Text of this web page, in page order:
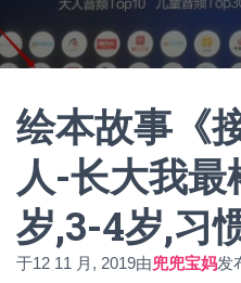
绘本故事《
人-长大我
岁,3-4岁,习
于12 11 月, 2019由兜兜宝妈发